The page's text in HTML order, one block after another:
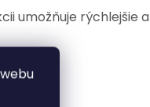
umožňuje rýchlejšie a